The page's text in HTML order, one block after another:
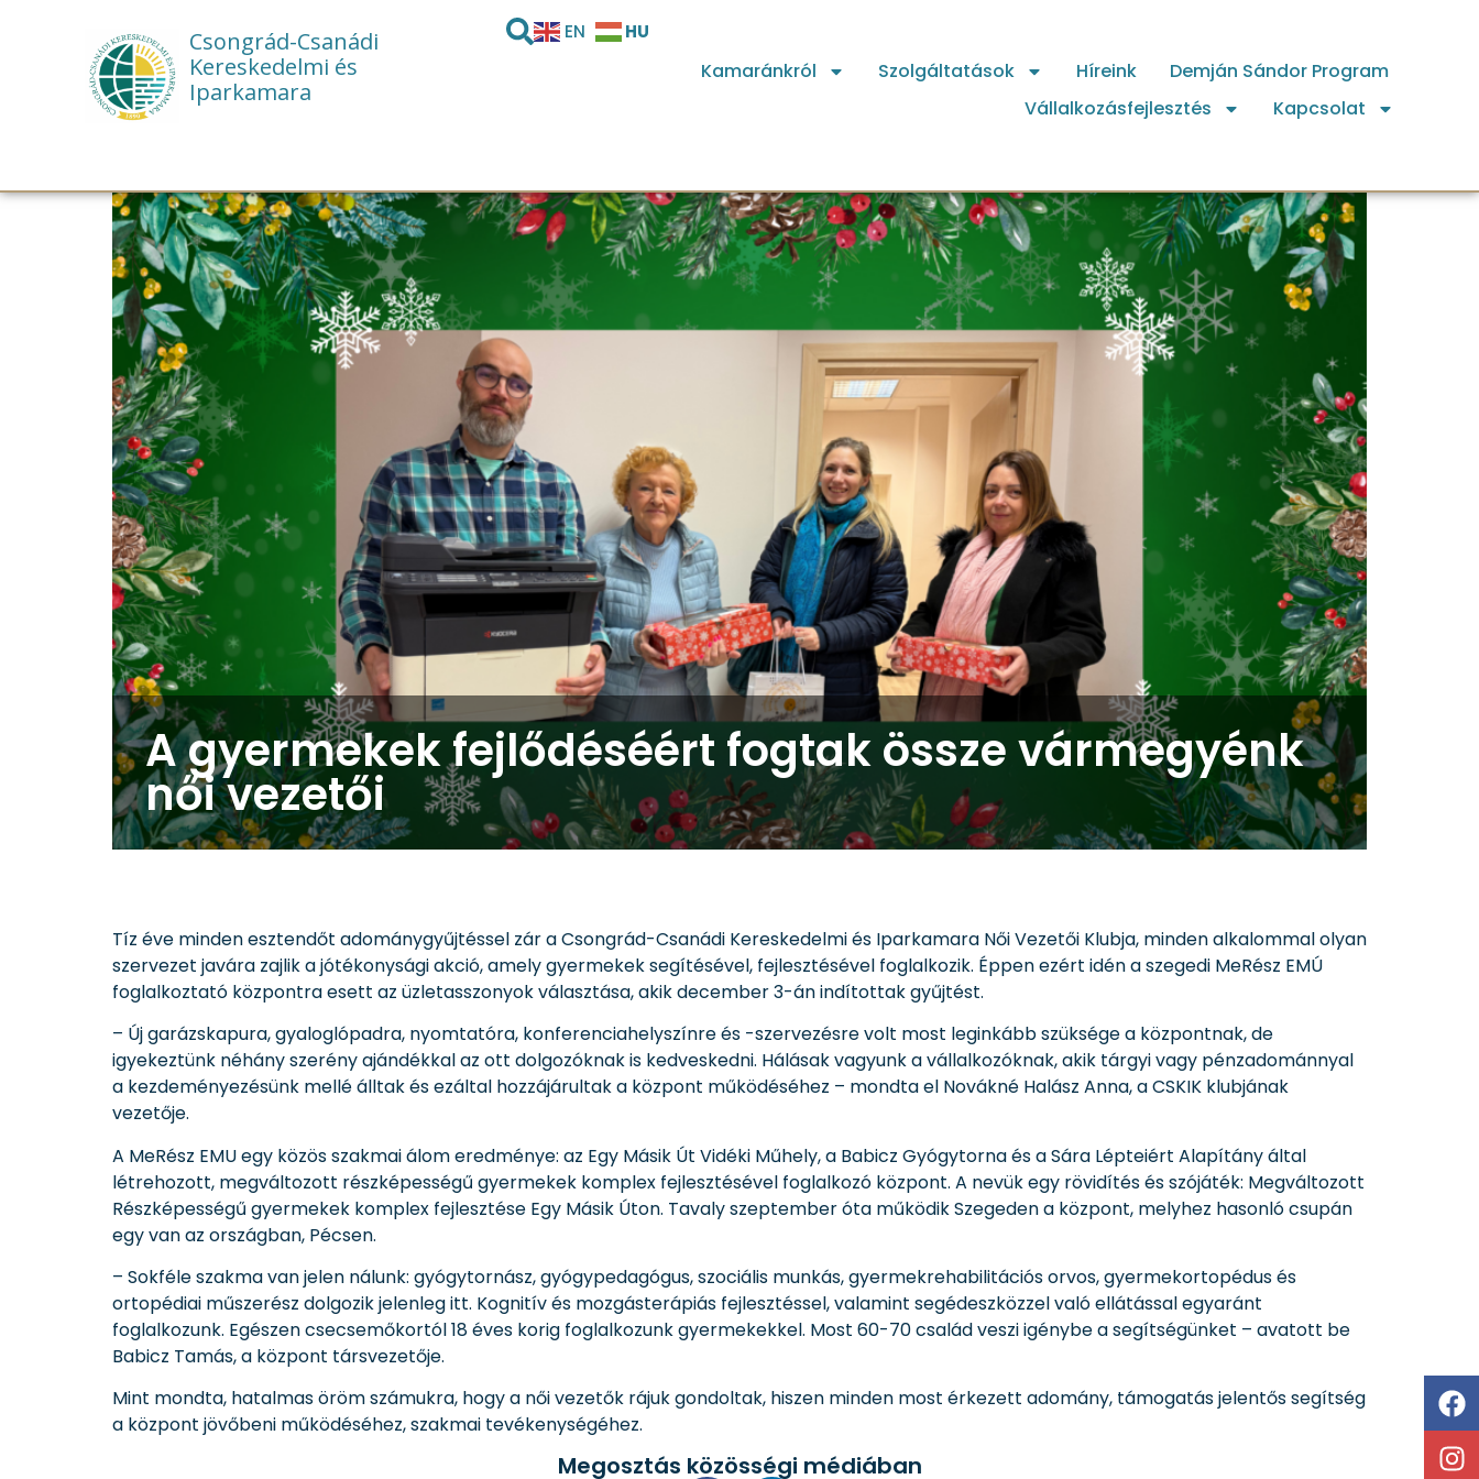
Csongrád-Csanádi
Kereskedelmi és
Iparkamara
EN HU
Kamaránkról Szolgáltatások Híreink
Demján Sándor Program
Vállalkozásfejlesztés
Kapcsolat
A gyermekek fejlődéséért fogtak össze vármegyénk
női vezetői
Tíz éve minden esztendőt adománygyűjtéssel zár a Csongrád-Csanádi Kereskedelmi és Iparkamara Női Vezetői Klubja, minden alkalommal olyan
szervezet javára zajlik a jótékonysági akció, amely gyermekek segítésével, fejlesztésével foglalkozik. Éppen ezért idén a szegedi MeRész EMÚ
foglalkoztató központra esett az üzletasszonyok választása, akik december 3-án indítottak gyűjtést.
– Új garázskapura, gyaloglópadra, nyomtatóra, konferenciahelyszínre és -szervezésre volt most leginkább szüksége a központnak, de
igyekeztünk néhány szerény ajándékkal az ott dolgozóknak is kedveskedni. Hálásak vagyunk a vállalkozóknak, akik tárgyi vagy pénzadománnyal
a kezdeményezésünk mellé álltak és ezáltal hozzájárultak a központ működéséhez – mondta el Novákné Halász Anna, a CSKIK klubjának
vezetője.
A MeRész EMU egy közös szakmai álom eredménye: az Egy Másik Út Vidéki Műhely, a Babicz Gyógytorna és a Sára Lépteiért Alapítány által
létrehozott, megváltozott részképességű gyermekek komplex fejlesztésével foglalkozó központ. A nevük egy rövidítés és szójáték: Megváltozott
Részképességű gyermekek komplex fejlesztése Egy Másik Úton. Tavaly szeptember óta működik Szegeden a központ, melyhez hasonló csupán
egy van az országban, Pécsen.
– Sokféle szakma van jelen nálunk: gyógytornász, gyógypedagógus, szociális munkás, gyermekrehabilitációs orvos, gyermekortopédus és
ortopédiai műszerész dolgozik jelenleg itt. Kognitív és mozgásterápiás fejlesztéssel, valamint segédeszközzel való ellátással egyaránt
foglalkozunk. Egészen csecsemőkortól 18 éves korig foglalkozunk gyermekekkel. Most 60-70 család veszi igénybe a segítségünket – avatott be
Babicz Tamás, a központ társvezetője.
Mint mondta, hatalmas öröm számukra, hogy a női vezetők rájuk gondoltak, hiszen minden most érkezett adomány, támogatás jelentős segítség
a központ jövőbeni működéséhez, szakmai tevékenységéhez.
Megosztás közösségi médiában